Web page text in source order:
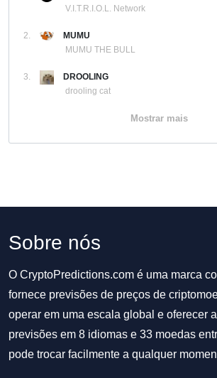
V.I.T.R.I.O.L. Network
2.
MUMU
MUMU THE BULL
3.
DROOLING
drooling cat
Mostrar mais
Sobre nós
O CryptoPredictions.com é uma marca
fornece previsões de preços de
operar em uma escala global e oferecer
previsões em 8 idiomas e 33 moedas
pode trocar facilmente a qualquer